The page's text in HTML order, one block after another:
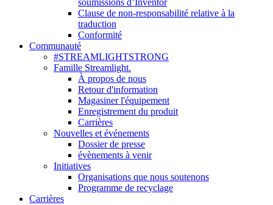
soumissions d’Inventor
Clause de non-responsabilité relative à la
traduction
Conformité
Communauté
#STREAMLIGHTSTRONG
Famille Streamlight.
À propos de nous
Retour d'information
Magasiner l'équipement
Enregistrement du produit
Carrières
Nouvelles et événements
Dossier de presse
évènements à venir
Initiatives
Organisations que nous soutenons
Programme de recyclage
Carrières